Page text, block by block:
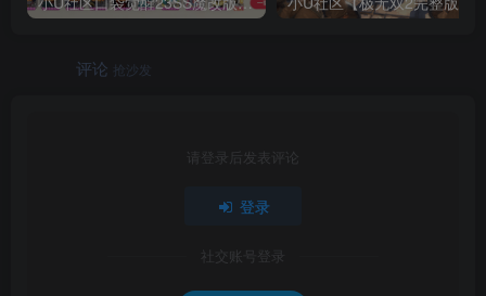
评论 抢沙发
请登录后发表评论
登录
社交账号登录